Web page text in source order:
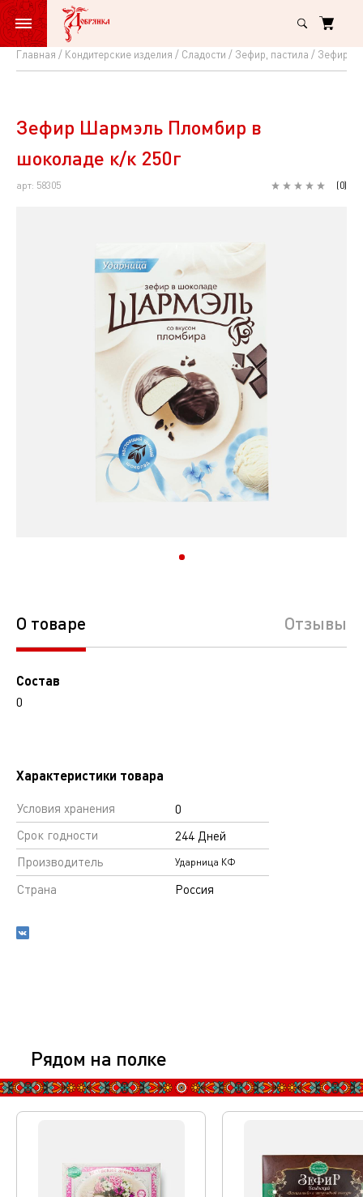
Главная Кондитерские изделия Сладости Зефир, пастила Зефир
Зефир
Пломбир
шоколаде
Зефир Шармэль Пломбир в
шоколаде к/к 250г
арт: 58305 (0)
О товаре Отзывы
Состав
0
Характеристики товара
Условия хранения
0
Срок годности
244 Дней
Производитель
Ударница КФ
Страна Россия
Рядом на полке